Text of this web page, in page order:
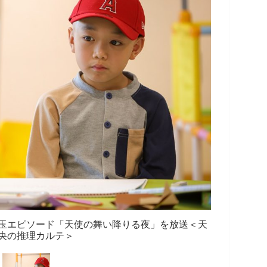
エピソード「天使の舞い降りる夜」を放送＜天
の推理カルテ＞